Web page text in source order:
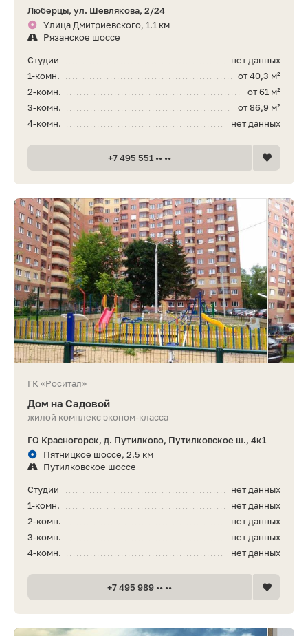
Люберцы, ул. Шевлякова, 2/24
Улица Дмитриевского, 1.1 км
Рязанское шоссе
нет данных
Студии
от 40,3 м²
1-комн.
от 61 м²
2-комн.
от 86,9 м²
3-комн.
нет данных
4-комн.
+7 495 551 •• ••
ГК «Роситал»
Дом на Садовой
жилой комплекс эконом-класса
ГО Красногорск, д. Путилково, Путилковское ш., 4к1
Пятницкое шоссе, 2.5 км
Путилковское шоссе
нет данных
Студии
нет данных
1-комн.
нет данных
2-комн.
нет данных
3-комн.
нет данных
4-комн.
+7 495 989 •• ••